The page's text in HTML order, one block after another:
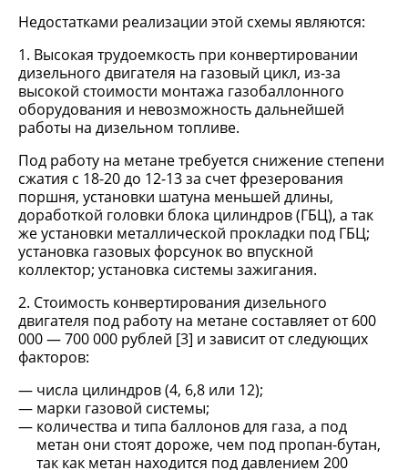
Недостатками реализации этой схемы являются:
1. Высокая трудоемкость при конвертировании
дизельного двигателя на газовый цикл, из-за
высокой стоимости монтажа газобаллонного
оборудования и невозможность дальнейшей
работы на дизельном топливе.
Под работу на метане требуется снижение степени
сжатия с 18-20 до 12-13 за счет фрезерования
поршня, установки шатуна меньшей длины,
доработкой головки блока цилиндров (ГБЦ), а так
же установки металлической прокладки под ГБЦ;
установка газовых форсунок во впускной
коллектор; установка системы зажигания.
2. Стоимость конвертирования дизельного
двигателя под работу на метане составляет от 600
000 — 700 000 рублей [3] и зависит от следующих
факторов:
числа цилиндров (4, 6,8 или 12);
марки газовой системы;
количества и типа баллонов для газа, а под
метан они стоят дороже, чем под пропан-бутан,
так как метан находится под давлением 200